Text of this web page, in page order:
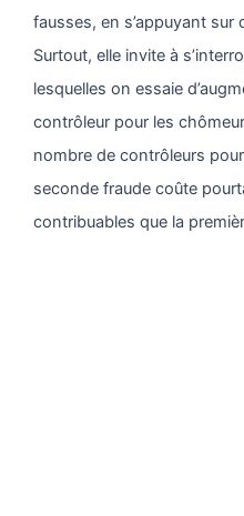
fausses, en s’appuyant
Surtout, elle invite à
lesquelles on essaie
contrôleur pour les
nombre de contrôleurs
seconde fraude coûte
contribuables que la